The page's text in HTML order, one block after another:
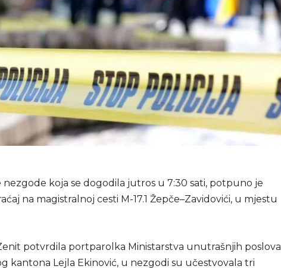
nezgode koja se dogodila jutros u 7:30 sati, potpuno je
na magistralnoj cesti M-17.1 Žepče–Zavidovići, u mjestu
potvrdila portparolka Ministarstva unutrašnjih poslova
kantona Lejla Ekinović, u nezgodi su učestvovala tri